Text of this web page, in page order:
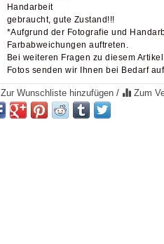
Handarbeit
gebraucht, gute Zustand!!!
*Aufgrund der Fotografie und
Farbabweichungen auftreten.
Bei weiteren Fragen zu diesem
Fotos senden wir Ihnen bei Bedarf
Zur Wunschliste hinzufügen / Zum